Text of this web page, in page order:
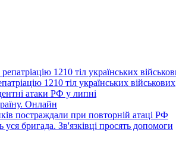
1210 тіл українських військових
атаки РФ у липні
Онлайн
постраждали при повторній атаці РФ
бригада. Зв'язківці просять допомоги